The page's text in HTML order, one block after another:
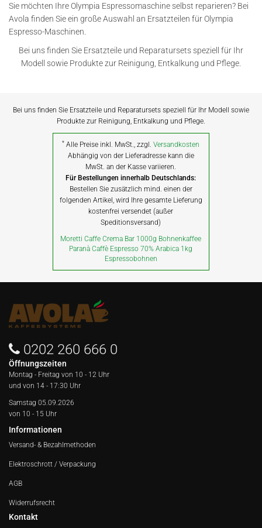
Sie möchten Ihre Olympia Espressomaschine selbst reparieren? Bei
Avola finden Sie ein große Auswahl an Ersatzteilen für Olympia
Espresso-Maschinen.
Bei uns finden Sie Ersatzteile und Reparatursets speziell für Ihr
Modell sowie Produkte zur Reinigung, Entkalkung und Pflege.
Bei uns finden Sie Ersatzteile und Reparatursets speziell für Ihr Modell sowie
Produkte zur Reinigung, Entkalkung und Pflege.
* Alle Preise inkl. MwSt., zzgl.Versandkosten
Abhängig von der Lieferadresse kann die
MwSt. an der Kasse variieren.
Für Bestellungen innerhalb Deutschlands:
Bestellen Sie zusätzlich mind. einen der
folgenden Artikel, wird Ihre gesamte Lieferung
kostenfrei versendet (außer
Speditionsversand)
Moretti Caffe Crema Bar 1000g Bohnenkaffee
Paranà Caffè Espresso 70% Arabica 1kg
Espressobohnen
0202 260 666 0
Öffnungszeiten
Montag - Freitag von 10 - 12 Uhr
und von 14 - 17:30 Uhr
Samstag 05.09.2026
von 10 - 15 Uhr
Informationen
Versand- & Bezahlmethoden
Elektroschrott / Verpackung
AGB
Widerrufsrecht
Kontakt